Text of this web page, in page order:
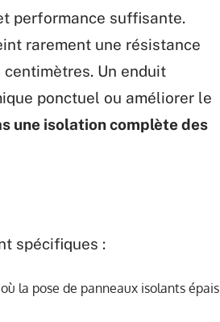
performance suffisante.
rarement une résistance
centimètres. Un enduit
ponctuel ou améliorer le
une isolation complète des
spécifiques :
la pose de panneaux isolants épais